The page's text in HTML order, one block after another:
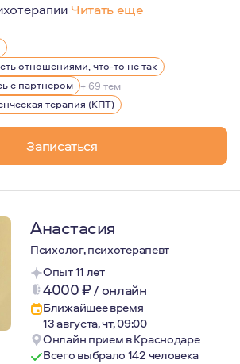
Читать еще
Ассоциации когнитивно-
отношениями, что-то не так
с партнером + 69 тем
терапия (КПТ)
Записаться
Анастасия
Психолог, психотерапевт
Опыт 11 лет
4000₽/ онлайн
Ближайшее время
13 августа, чт, 09:00
Онлайн прием в Краснодаре
Всего выбрало 142 человека